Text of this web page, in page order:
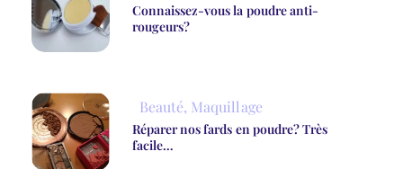
Connaissez-vous la poudre anti-
rougeurs?
Beauté, Maquillage
Réparer nos fards en poudre? Très
facile…